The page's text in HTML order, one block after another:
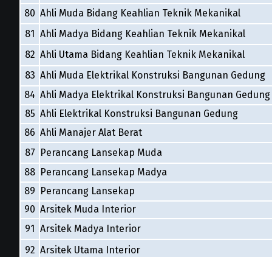
80 Ahli Muda Bidang Keahlian Teknik Mekanikal
81 Ahli Madya Bidang Keahlian Teknik Mekanikal
82 Ahli Utama Bidang Keahlian Teknik Mekanikal
83 Ahli Muda Elektrikal Konstruksi Bangunan Gedung
84 Ahli Madya Elektrikal Konstruksi Bangunan Gedung
85 Ahli Elektrikal Konstruksi Bangunan Gedung
86 Ahli Manajer Alat Berat
87 Perancang Lansekap Muda
88 Perancang Lansekap Madya
89 Perancang Lansekap
90 Arsitek Muda Interior
91 Arsitek Madya Interior
92 Arsitek Utama Interior